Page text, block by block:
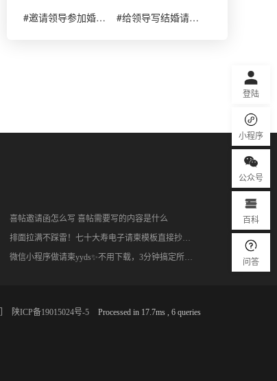
登陆
小程序
公众号
百科
问答
#邀请领导参加婚礼请柬写名字还是职位
#给领导写结婚请柬写职务还是写先生女士?
喜帖邀请函怎么写 喜帖需要写的内容是什么
排面拉满不踩雷！七十大寿电子请柬模板直接抄，庄重又省心
微信小程序做请柬yyds✨不用下载，3分钟搞定所有场景
陕ICP备19015024号-5
Processed in 17.7ms , 6 queries